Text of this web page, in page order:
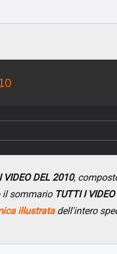
DEL 2010,
il sommario TUTTI I
illustratadell'intero